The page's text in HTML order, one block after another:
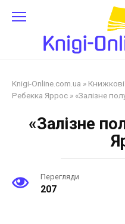
Knigi-Online.com.ua »
Ребекка Яррос » «Залізне
«Залізне
Перегляди
207